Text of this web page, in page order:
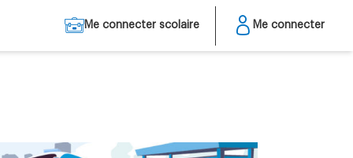
Me connecter scolaire Me connecter